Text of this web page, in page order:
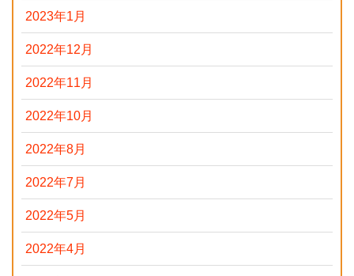
2023年1月
2022年12月
2022年11月
2022年10月
2022年8月
2022年7月
2022年5月
2022年4月